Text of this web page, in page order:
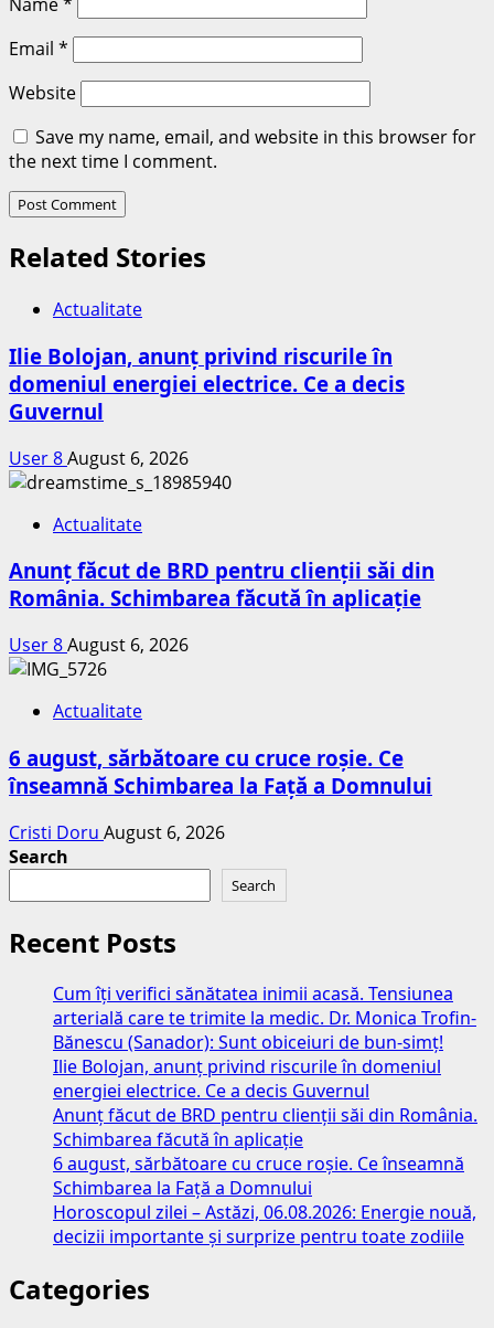
Email *
Website
Save my name, email, and website in this browser for
the next time I comment.
Related Stories
Actualitate
Ilie Bolojan, anunț privind riscurile în
domeniul energiei electrice. Ce a decis
Guvernul
User 8August 6, 2026
Actualitate
Anunț făcut de BRD pentru clienții săi din
România. Schimbarea făcută în aplicație
User 8August 6, 2026
Actualitate
6 august, sărbătoare cu cruce roșie. Ce
înseamnă Schimbarea la Față a Domnului
Cristi Doru August 6, 2026
Search
Search
Recent Posts
Cum îți verifici sănătatea inimii acasă. Tensiunea
arterială care te trimite la medic. Dr. Monica Trofin-
Bănescu (Sanador): Sunt obiceiuri de bun-simț!
Ilie Bolojan, anunț privind riscurile în domeniul
energiei electrice. Ce a decis Guvernul
Anunț făcut de BRD pentru clienții săi din România.
Schimbarea făcută în aplicație
6 august, sărbătoare cu cruce roșie. Ce înseamnă
Schimbarea la Față a Domnului
Horoscopul zilei – Astăzi, 06.08.2026: Energie nouă,
decizii importante și surprize pentru toate zodiile
Categories